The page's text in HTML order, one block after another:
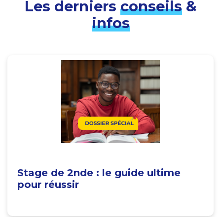
Les derniers conseils&
infos
Stage de 2nde : le guide ultime
pour réussir